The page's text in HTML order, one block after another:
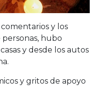
y los
hubo
y desde los autos
y gritos de apoyo